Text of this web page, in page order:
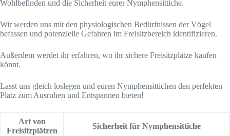
Wohlbefinden und die Sicherheit eurer Nymphensittiche.
Wir werden uns mit den physiologischen Bedürfnissen der Vögel
befassen und potenzielle Gefahren im Freisitzbereich identifizieren.
Außerdem werdet ihr erfahren, wo ihr sichere Freisitzplätze kaufen
könnt.
Lasst uns gleich loslegen und euren Nymphensittichen den perfekten
Platz zum Ausruhen und Entspannen bieten!
Art von
Freisitzplätzen
Sicherheit für Nymphensittiche